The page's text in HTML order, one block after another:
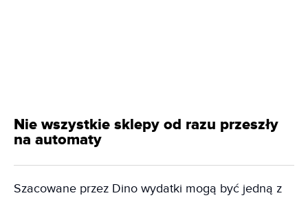
Nie wszystkie sklepy od razu przeszły
na automaty
Szacowane przez Dino wydatki mogą być jedną z